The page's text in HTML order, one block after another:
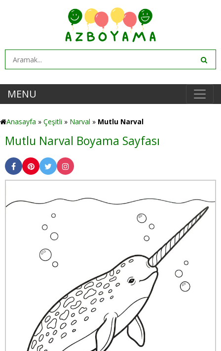
MENU
Anasayfa » Çeşitli » Narval » Mutlu Narval
Mutlu Narval Boyama Sayfası